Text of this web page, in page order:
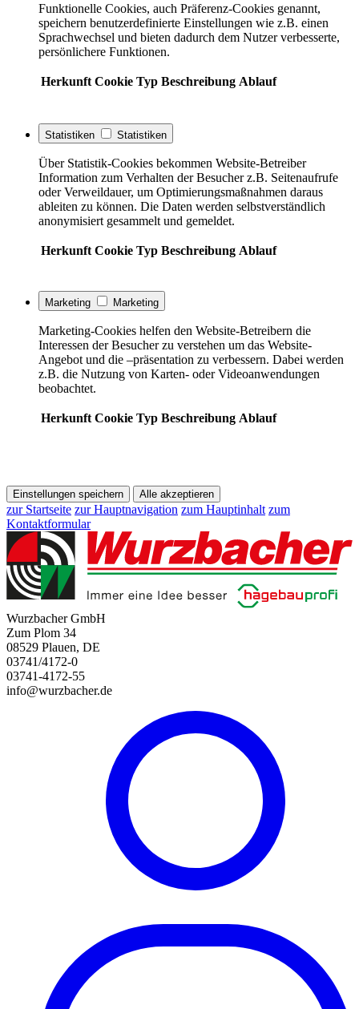
Funktionelle Cookies, auch Präferenz-Cookies genannt,
speichern benutzerdefinierte Einstellungen wie z.B. einen
Sprachwechsel und bieten dadurch dem Nutzer verbesserte,
persönlichere Funktionen.
Herkunft Cookie Typ Beschreibung Ablauf
Statistiken Statistiken
Über Statistik-Cookies bekommen Website-Betreiber
Information zum Verhalten der Besucher z.B. Seitenaufrufe
oder Verweildauer, um Optimierungsmaßnahmen daraus
ableiten zu können. Die Daten werden selbstverständlich
anonymisiert gesammelt und gemeldet.
Herkunft Cookie Typ Beschreibung Ablauf
Marketing Marketing
Marketing-Cookies helfen den Website-Betreibern die
Interessen der Besucher zu verstehen um das Website-
Angebot und die –präsentation zu verbessern. Dabei werden
z.B. die Nutzung von Karten- oder Videoanwendungen
beobachtet.
Herkunft Cookie Typ Beschreibung Ablauf
Einstellungen speichern Alle akzeptieren
zur Startseite zur Hauptnavigation zum Hauptinhalt zum
Kontaktformular
Wurzbacher GmbH
Zum Plom 34
08529 Plauen, DE
03741/4172-0
03741-4172-55
info@wurzbacher.de